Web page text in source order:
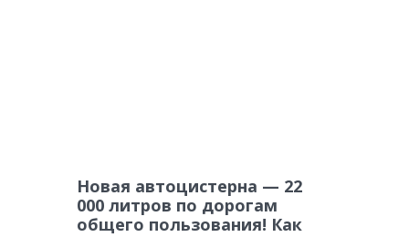
Новая автоцистерна — 22
000 литров по дорогам
общего пользования! Как